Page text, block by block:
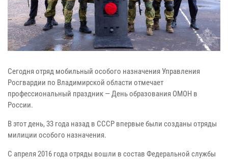
Сегодня отряд мобильный особого назначения Управления
Росгвардии по Владимирской области отмечает
профессиональный праздник — День образования ОМОН в
России.
В этот день, 33 года назад в СССР впервые были созданы отряды
милиции особого назначения.
С апреля 2016 года отряды вошли в состав Федеральной службы